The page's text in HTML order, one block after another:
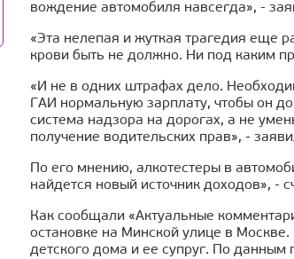
вождение автомобиля навсегда», -
«Эта нелепая и жуткая трагедия еще
крови быть не должно. Ни под каким
«И не в одних штрафах дело.
ГАИ нормальную зарплату, чтобы он
система надзора на дорогах, а не
получение водительских прав», -
По его мнению, алкотестеры в
найдется новый источник доходов», -
Как сообщали «Актуальные
остановке на Минской улице в
детского дома и ее супруг. По